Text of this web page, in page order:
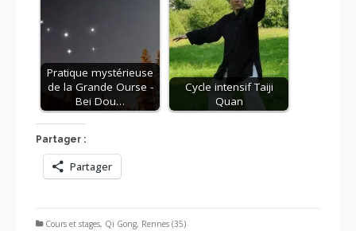
Pratique mystérieuse
de la Grande Ourse -
Bei Dou…
Cycle intensif Taiji
Quan
Partager :
Partager
Cours et stages, Qi Gong, Rennes (35)